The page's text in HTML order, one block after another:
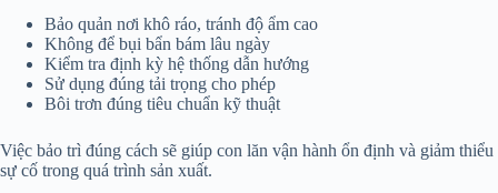
Bảo quản nơi khô ráo, tránh độ ẩm cao
Không để bụi bẩn bám lâu ngày
Kiểm tra định kỳ hệ thống dẫn hướng
Sử dụng đúng tải trọng cho phép
Bôi trơn đúng tiêu chuẩn kỹ thuật
Việc bảo trì đúng cách sẽ giúp con lăn vận hành ổn định và giảm thiểu
sự cố trong quá trình sản xuất.